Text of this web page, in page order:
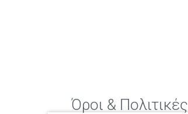
Όροι & Πολιτικές